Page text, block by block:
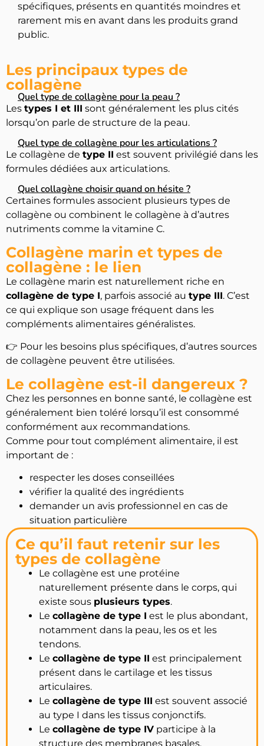
spécifiques, présents en quantités moindres et
rarement mis en avant dans les produits grand
public.
Les principaux types de
collagène
Quel type de collagène pour la peau ?
Les types I et III sont généralement les plus cités
lorsqu’on parle de structure de la peau.
Quel type de collagène pour les articulations ?
Le collagène de type II est souvent privilégié dans les
formules dédiées aux articulations.
Quel collagène choisir quand on hésite ?
Certaines formules associent plusieurs types de
collagène ou combinent le collagène à d’autres
nutriments comme la vitamine C.
Collagène marin et types de
collagène : le lien
Le collagène marin est naturellement riche en
collagène de type I, parfois associé au type III. C’est
ce qui explique son usage fréquent dans les
compléments alimentaires généralistes.
👉 Pour les besoins plus spécifiques, d’autres sources
de collagène peuvent être utilisées.
Le collagène est-il dangereux ?
Chez les personnes en bonne santé, le collagène est
généralement bien toléré lorsqu’il est consommé
conformément aux recommandations.
Comme pour tout complément alimentaire, il est
important de :
respecter les doses conseillées
vérifier la qualité des ingrédients
demander un avis professionnel en cas de
situation particulière
Ce qu’il faut retenir sur les
types de collagène
Le collagène est une protéine
naturellement présente dans le corps, qui
existe sous plusieurs types.
Le collagène de type I est le plus abondant,
notamment dans la peau, les os et les
tendons.
Le collagène de type II est principalement
présent dans le cartilage et les tissus
articulaires.
Le collagène de type III est souvent associé
au type I dans les tissus conjonctifs.
Le collagène de type IVparticipe à la
structure des membranes basales.